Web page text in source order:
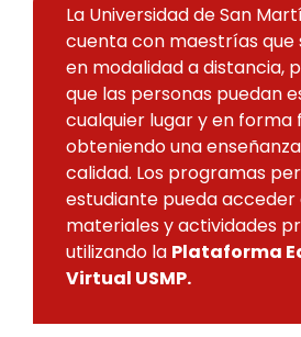
La Universidad de San
cuenta con maestrías que
en modalidad a distancia,
que las personas puedan
cualquier lugar y en forma
obteniendo una
calidad. Los programas
estudiante pueda acceder
materiales y actividades
utilizando la Plataforma
Virtual USMP.